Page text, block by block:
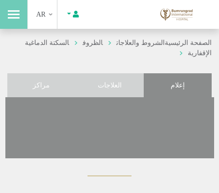
AR
الصفحة الرئيسيةالشروط والعلاجات الظروف
السكتة الدماغية
الإقفارية
إعلام العلاجات مراكز